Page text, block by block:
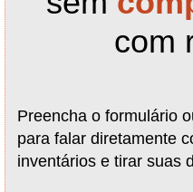
com
Preencha o formulário
para falar diretamente
inventários e tirar suas